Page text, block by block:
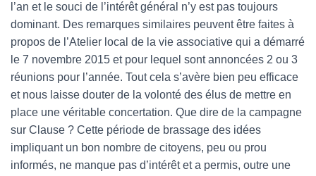
l’an et le souci de l’intérêt général n’y est pas toujours
dominant. Des remarques similaires peuvent être faites à
propos de l’Atelier local de la vie associative qui a démarré
le 7 novembre 2015 et pour lequel sont annoncées 2 ou 3
réunions pour l’année. Tout cela s’avère bien peu efficace
et nous laisse douter de la volonté des élus de mettre en
place une véritable concertation. Que dire de la campagne
sur Clause ? Cette période de brassage des idées
impliquant un bon nombre de citoyens, peu ou prou
informés, ne manque pas d’intérêt et a permis, outre une